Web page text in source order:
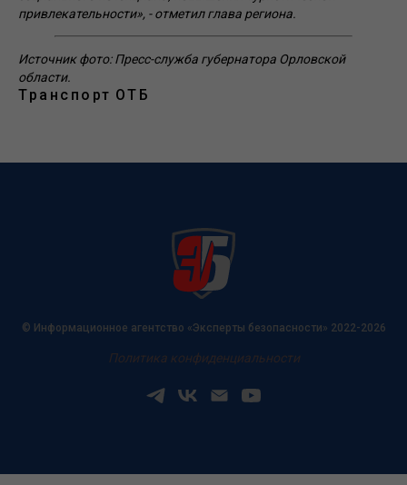
привлекательности», - отметил глава региона.
Источник фото: Пресс-служба губернатора Орловской
области.
Транспорт ОТБ
© Информационное агентство «Эксперты безопасности» 2022-2026
Политика конфиденциальности